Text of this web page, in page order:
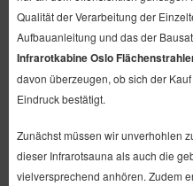
Qualität der Verarbeitung der
Aufbauanleitung und das der
Infrarotkabine Oslo
davon überzeugen, ob sich der
Eindruck bestätigt.
Zunächst müssen wir unverhohlen
dieser Infrarotsauna als auch die
vielversprechend anhören. Zudem